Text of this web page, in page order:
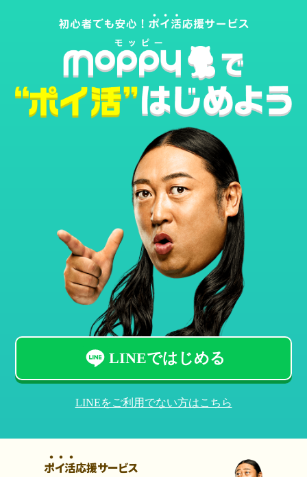
LINEではじめる
LINEをご利用でない方はこちら
ポイ活応援サービス